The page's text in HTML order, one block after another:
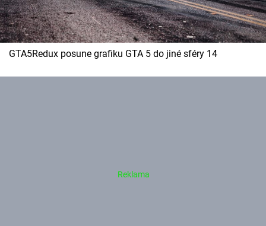
GTA5Redux posune grafiku GTA 5 do jiné sféry 14